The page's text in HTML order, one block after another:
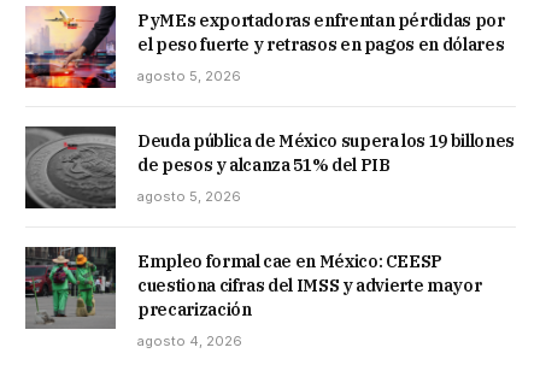
PyMEs exportadoras enfrentan pérdidas por
el peso fuerte y retrasos en pagos en dólares
agosto 5, 2026
Deuda pública de México supera los 19 billones
de pesos y alcanza 51% del PIB
agosto 5, 2026
Empleo formal cae en México: CEESP
cuestiona cifras del IMSS y advierte mayor
precarización
agosto 4, 2026